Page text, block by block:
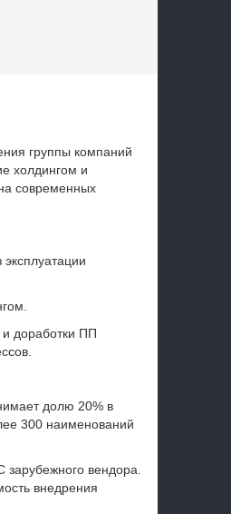
группы компаний
холдингом и
современных
и доработки ПП
долю 20% в
300 наименований
вендора.
внедрения